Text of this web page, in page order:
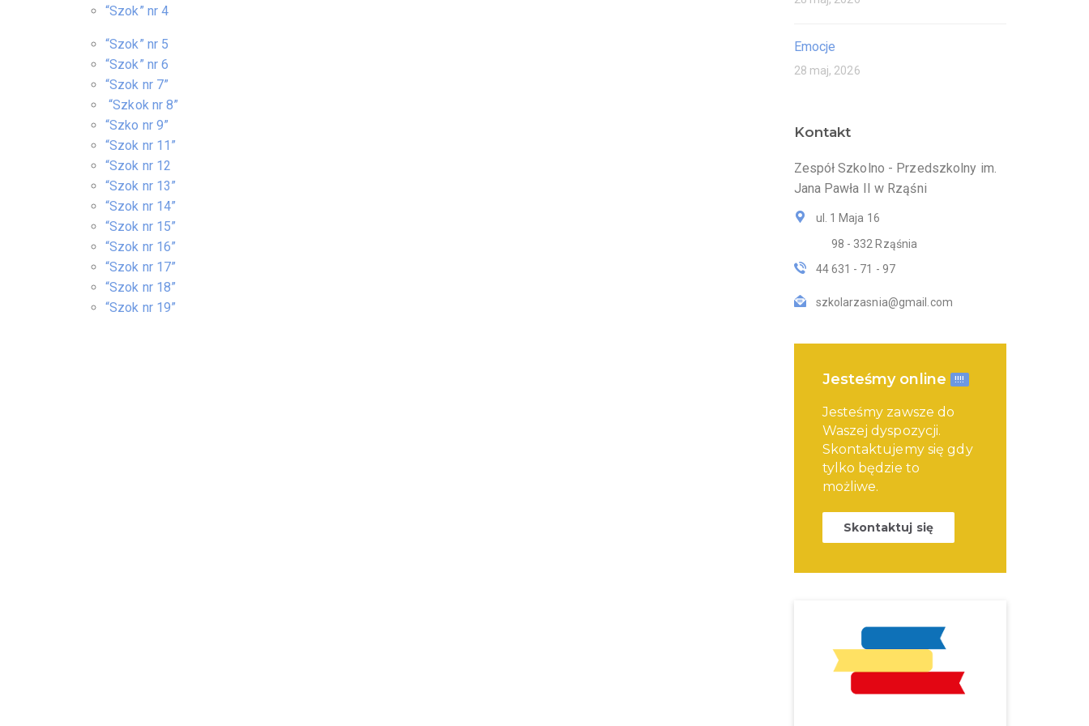
“Szok” nr 4
“Szok” nr 5
“Szok” nr 6
“Szok nr 7”
“Szkok nr 8”
“Szko nr 9”
“Szok nr 11”
“Szok nr 12
“Szok nr 13”
“Szok nr 14”
“Szok nr 15”
“Szok nr 16”
“Szok nr 17”
“Szok nr 18”
“Szok nr 19”
Emocje
28 maj, 2026
Kontakt
Zespół Szkolno - Przedszkolny im.
Jana Pawła II w Rząśni
ul. 1 Maja 16
98 - 332 Rząśnia
44 631 - 71 - 97
szkolarzasnia@gmail.com
Jesteśmy online !!!!
Jesteśmy zawsze do
Waszej dyspozycji.
Skontaktujemy się gdy
tylko będzie to
możliwe.
Skontaktuj się